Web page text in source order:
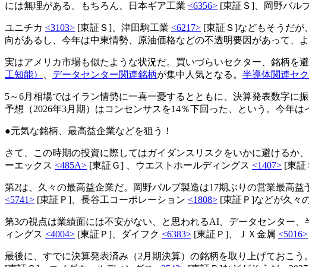
には無理がある。もちろん、日本ギア工業 <6356> [東証Ｓ]、岡野バル
ユニチカ <3103> [東証Ｓ]、津田駒工業 <6217> [東証Ｓ]などもそうだが
向があるし、今年は中東情勢、原油価格などの不透明要因があって、
実はアメリカ市場も似たような状況だ。買いづらいセクター、銘柄を
工知能）
データセンター関連銘柄が集中人気となる。 半導体関連セ
5～6月相場ではイラン情勢に一喜一憂するとともに、決算発表数字に
予想（2026年3月期）はコンセンサスを14％下回った、という。今年
●元気な銘柄、最高益企業などを狙う！
さて、この時期の投資に際してはガイダンスリスクをいかに避けるか
ーエックス <485A> [東証Ｇ] 、ウエストホールディングス <1407> [東証
第2は、久々の最高益企業だ。岡野バルブ製造は17期ぶりの営業最高
<5741> [東証Ｐ]、長谷工コーポレーション <1808> [東証Ｐ]などが久々
第3の視点は業績面には不安がない、と思われるAI、データセンター
ィングス <4004> [東証Ｐ]、ダイフク <6383> [東証Ｐ]、ＪＸ金属 <5016>
最後に、すでに決算発表済み（2月期決算）の銘柄を取り上げておこう